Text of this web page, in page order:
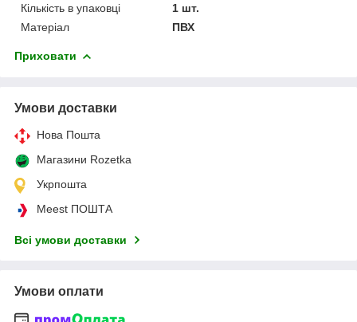
Кількість в упаковці
1 шт.
Матеріал
ПВХ
Приховати
Умови доставки
Нова Пошта
Магазини Rozetka
Укрпошта
Meest ПОШТА
Всі умови доставки
Умови оплати